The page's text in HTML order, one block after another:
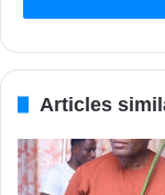
Je suis
liberté.
Cela dit,
Articles